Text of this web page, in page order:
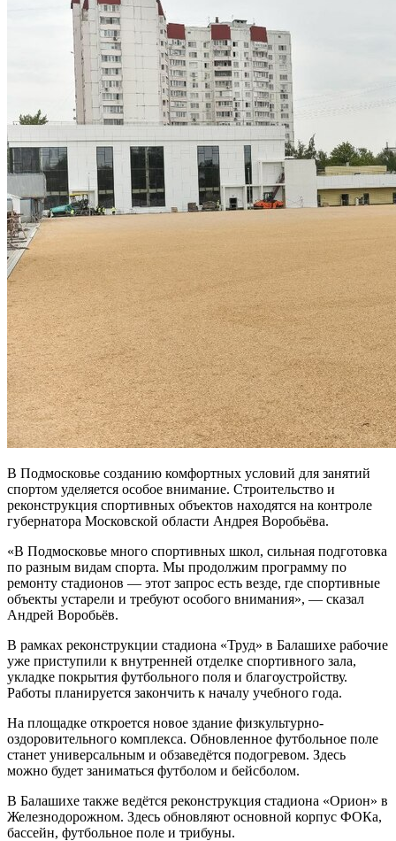
B Подмосковье созданию комфортных условий для занятий
спортом уделяется особое внимание. Строительство и
реконструкция спортивных объектов находятся на контроле
губернатора Московской области Андрея Воробьёва.
«В Подмосковье много спортивных школ, сильная подготовка
по разным видам спорта. Мы продолжим программу по
ремонту стадионов — этот запрос есть везде, где спортивные
объекты устарели и требуют особого внимания», — сказал
Андрей Воробьёв.
В рамках реконструкции стадиона «Труд» в Балашихе рабочие
уже приступили к внутренней отделке спортивного зала,
укладке покрытия футбольного поля и благоустройству.
Работы планируется закончить к началу учебного года.
На площадке откроется новое здание физкультурно-
оздоровительного комплекса. Обновленное футбольное поле
станет универсальным и обзаведётся подогревом. Здесь
можно будет заниматься футболом и бейсболом.
В Балашихе также ведётся реконструкция стадиона «Орион» в
Железнодорожном. Здесь обновляют основной корпус ФОКа,
бассейн, футбольное поле и трибуны.